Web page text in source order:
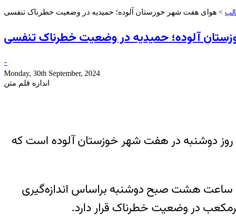
> هوای هفت شهر خوزستان آلوده؛ حمیدیه در وضعیت خطرناک تنفسی
آلوده؛ حمیدیه در وضعیت خطرناک تنفسی
-
Monday, 30th September, 2024
اندازه قلم متن
دوشنبه در هفت شهر خوزستان آلوده است که
طی ۲۴ ساعت گذشته منتهی به ساعت هشت صبح دوشنبه براساس اندازه‌گیری